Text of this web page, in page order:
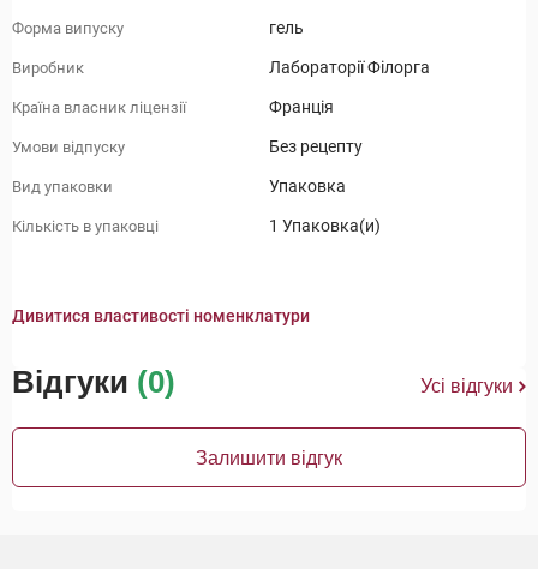
Форма випуску гель
Виробник Лабораторії Філорга
Країна власник ліцензії Франція
Умови відпуску Без рецепту
Вид упаковки Упаковка
Кількість в упаковці 1 Упаковка(и)
Дивитися властивості номенклатури
Відгуки (0) Усі відгуки
Залишити відгук